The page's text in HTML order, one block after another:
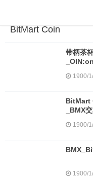
BitMart Coin
带柄茶
1900/
BitMart
_BMX
1900/
1900/